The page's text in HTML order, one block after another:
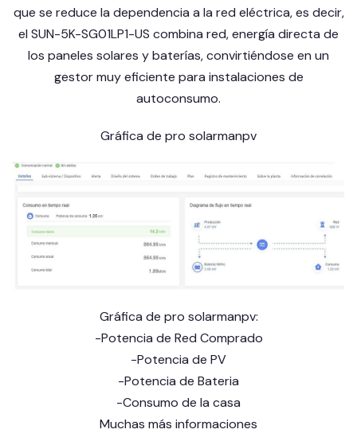
que se reduce la dependencia a la red eléctrica, es decir,
el SUN-5K-SG01LP1-US combina red, energía directa de
los paneles solares y baterías, convirtiéndose en un
gestor muy eficiente para instalaciones de
autoconsumo.
Gráfica de pro solarmanpv
Gráfica de pro solarmanpv:
-Potencia de Red Comprado
-Potencia de PV
-Potencia de Bateria
-Consumo de la casa
Muchas más informaciones